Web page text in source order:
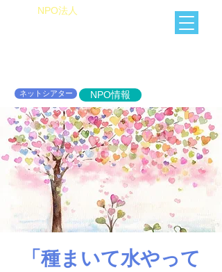
​NPO法人
NPO情報
ネットシアター
「種まいて水やって